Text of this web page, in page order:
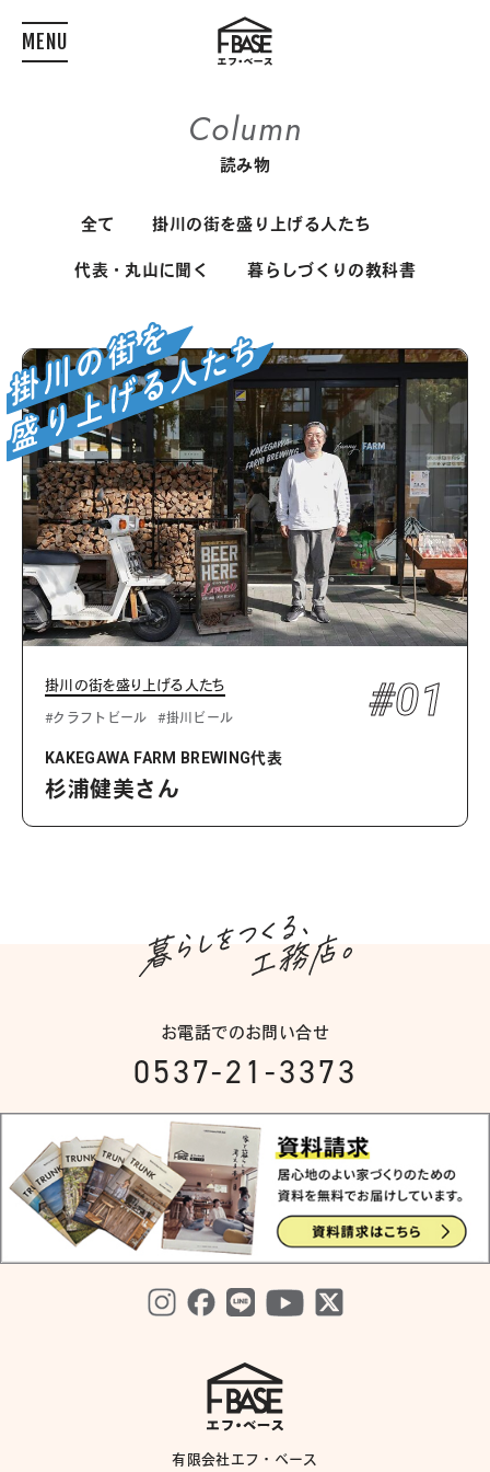
MENU
Column
読み物
全て 掛川の街を盛り上げる人たち
代表・丸山に聞く 暮らしづくりの教科書
掛川の街を盛り上げる人たち
#クラフトビール #掛川ビール #01
KAKEGAWA FARM BREWING代表
杉浦健美さん
お電話でのお問い合せ
0537-21-3373
有限会社エフ・ベース